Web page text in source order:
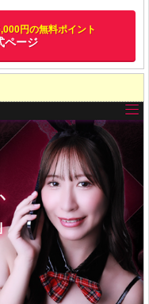
円の無料ポイント
ページ